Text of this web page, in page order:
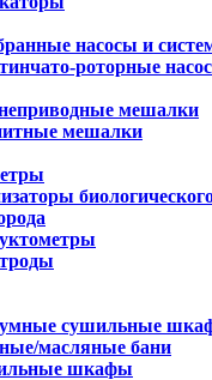
насосы и
роторные
мешалки
мешалки
сушильные
масляные бани
шкафы